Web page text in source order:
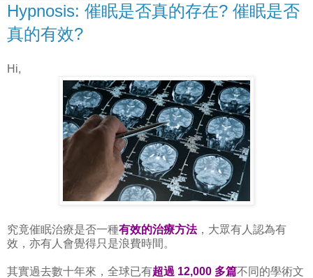
Hypnosis: 催眠是否真的存在? 催眠是否
真的有效?
Hi,
究竟催眠治療是否一種有效的治療方法，大眾有人認為有
效，亦有人會覺得只是浪費時間。
其實過去數十年來，全球已有超過 12,000 多篇不同的學術文